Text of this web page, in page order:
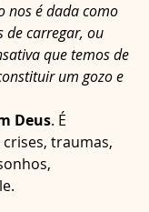
nos é dada como
de carregar, ou
que temos de
um gozo e
Deus. É
traumas,